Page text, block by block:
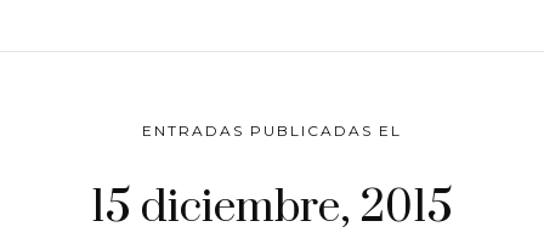
ENTRADAS PUBLICADAS EL
15 diciembre, 2015